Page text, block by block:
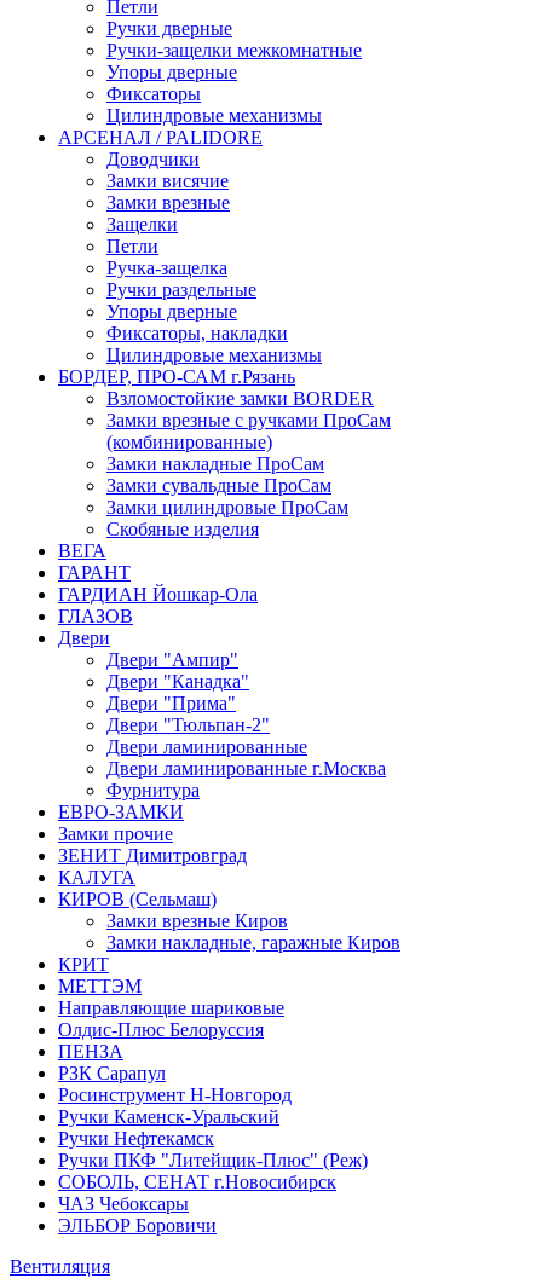
Петли
Ручки дверные
Ручки-защелки межкомнатные
Упоры дверные
Фиксаторы
Цилиндровые механизмы
АРСЕНАЛ / PALIDORE
Доводчики
Замки висячие
Замки врезные
Защелки
Петли
Ручка-защелка
Ручки раздельные
Упоры дверные
Фиксаторы, накладки
Цилиндровые механизмы
БОРДЕР, ПРО-САМ г.Рязань
Взломостойкие замки BORDER
Замки врезные с ручками ПроСам
(комбинированные)
Замки накладные ПроСам
Замки сувальдные ПроСам
Замки цилиндровые ПроСам
Скобяные изделия
ВЕГА
ГАРАНТ
ГАРДИАН Йошкар-Ола
ГЛАЗОВ
Двери
Двери "Ампир"
Двери "Канадка"
Двери "Прима"
Двери "Тюльпан-2"
Двери ламинированные
Двери ламинированные г.Москва
Фурнитура
ЕВРО-ЗАМКИ
Замки прочие
ЗЕНИТ Димитровград
КАЛУГА
КИРОВ (Сельмаш)
Замки врезные Киров
Замки накладные, гаражные Киров
КРИТ
МЕТТЭМ
Направляющие шариковые
Олдис-Плюс Белоруссия
ПЕНЗА
РЗК Сарапул
Росинструмент Н-Новгород
Ручки Каменск-Уральский
Ручки Нефтекамск
Ручки ПКФ "Литейщик-Плюс" (Реж)
СОБОЛЬ, СЕНАТ г.Новосибирск
ЧАЗ Чебоксары
ЭЛЬБОР Боровичи
Вентиляция